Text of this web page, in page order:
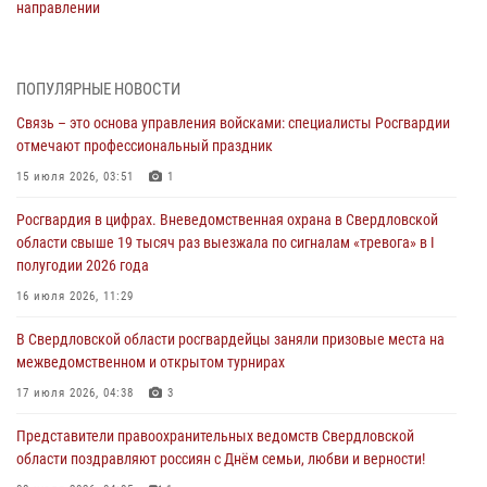
направлении
Представитель Управления Росгвардии по Свердловской области
«Телекон»
30 июля 2026, 11:33
спартакиады «Динамо» памяти погибшего офицера милиции
Православные священники поддержали росгвардейцев в зоне СВО
Свердловские росгвардейцы завоевали медали на окружном
чемпионате по комплексному единоборству
ПОПУЛЯРНЫЕ НОВОСТИ
Связь – это основа управления войсками: специалисты Росгвардии
отмечают профессиональный праздник
15 июля 2026, 03:51 1
Росгвардия в цифрах. Вневедомственная охрана в Свердловской
области свыше 19 тысяч раз выезжала по сигналам «тревога» в I
полугодии 2026 года
16 июля 2026, 11:29
В Свердловской области росгвардейцы заняли призовые места на
межведомственном и открытом турнирах
17 июля 2026, 04:38 3
Представители правоохранительных ведомств Свердловской
области поздравляют россиян с Днём семьи, любви и верности!